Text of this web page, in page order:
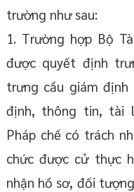
trường như sau:
1. Trường hợp Bộ
được quyết định
trưng cầu giám
định, thông tin, tài
Pháp chế có trách
chức được cử thực
nhận hồ sơ, đối